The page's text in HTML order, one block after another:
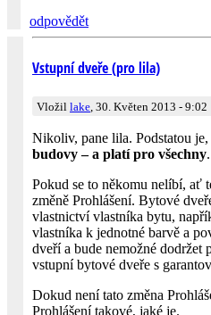
odpovědět
Vstupní dveře (pro lila)
Vložil lake , 30. Květen 2013 - 9:02
Nikoliv, pane lila. Podstatou je,
budovy – a platí pro všechny.
Pokud se to někomu nelíbí, ať
změně Prohlášení. Bytové
vlastnictví vlastníka bytu,
vlastníka k jednotné barvě a
dveří a bude nemožné dodržet
vstupní bytové dveře s
Dokud není tato změna
Prohlášení takové, jaké je.